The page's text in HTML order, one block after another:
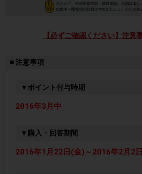
【必ずご確認ください】注意
■ 注意事項
▼ポイント付与時期
2016年3月中
▼購入・回答期間
2016年1月22日(金)～2016年2月2